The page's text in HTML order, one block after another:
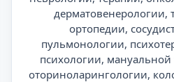
дерматовенерологии,
ортопедии,
пульмонологии,
психологии, мануальной
оториноларингологии,